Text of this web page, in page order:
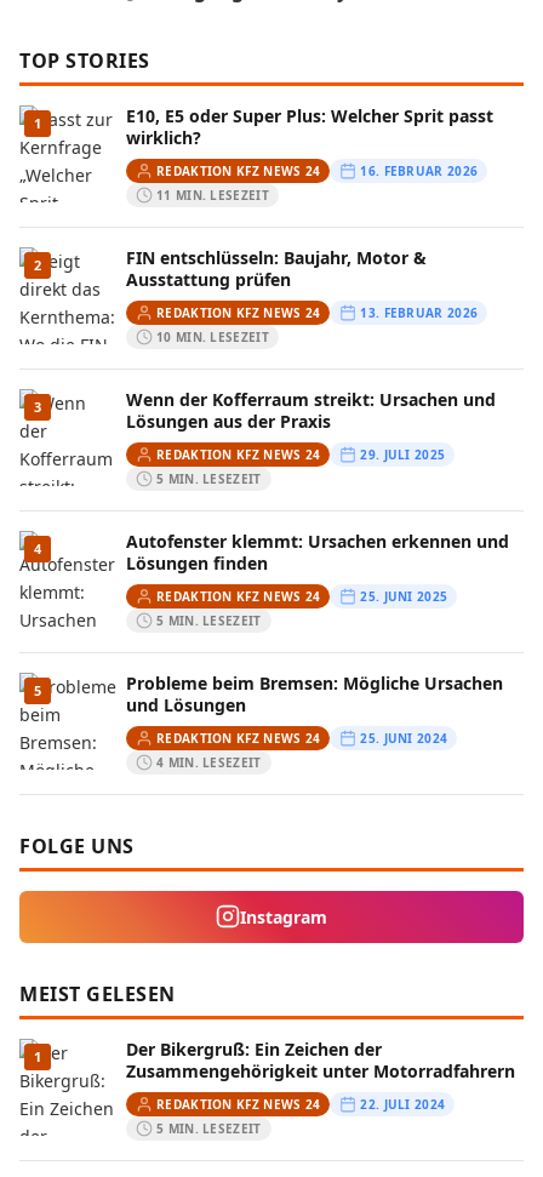
TOP STORIES
1
E10, E5 oder Super Plus: Welcher Sprit passt
wirklich?
REDAKTION KFZ NEWS 24
16. FEBRUAR 2026
11 MIN. LESEZEIT
2
FIN entschlüsseln: Baujahr, Motor &
Ausstattung prüfen
REDAKTION KFZ NEWS 24
13. FEBRUAR 2026
10 MIN. LESEZEIT
3
Wenn der Kofferraum streikt: Ursachen und
Lösungen aus der Praxis
REDAKTION KFZ NEWS 24
29. JULI 2025
5 MIN. LESEZEIT
4
Autofenster klemmt: Ursachen erkennen und
Lösungen finden
REDAKTION KFZ NEWS 24
25. JUNI 2025
5 MIN. LESEZEIT
5
Probleme beim Bremsen: Mögliche Ursachen
und Lösungen
REDAKTION KFZ NEWS 24
25. JUNI 2024
4 MIN. LESEZEIT
FOLGE UNS
Instagram
MEIST GELESEN
1
Der Bikergruß: Ein Zeichen der
Zusammengehörigkeit unter Motorradfahrern
REDAKTION KFZ NEWS 24
22. JULI 2024
5 MIN. LESEZEIT